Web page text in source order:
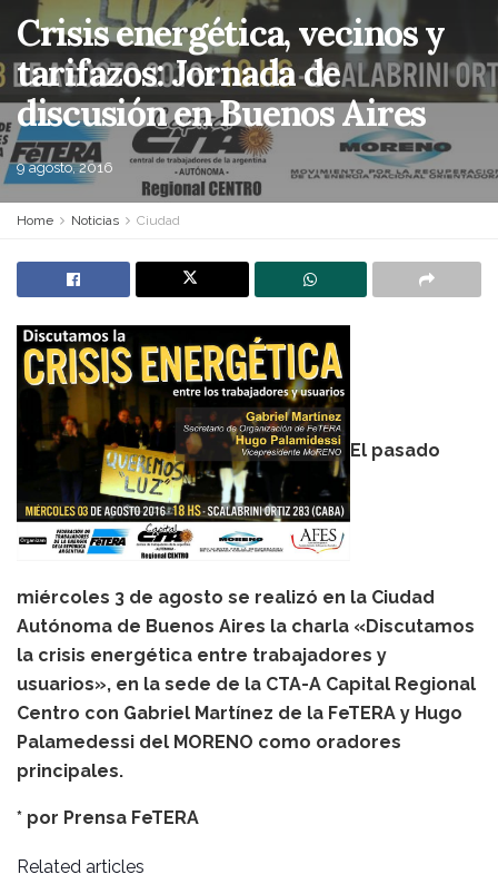
Crisis energética, vecinos y
tarifazos: Jornada de
discusión en Buenos Aires
9 agosto, 2016
Home Noticias Ciudad
El pasado
miércoles 3 de agosto se realizó en la Ciudad
Autónoma de Buenos Aires la charla «Discutamos
la crisis energética entre trabajadores y
usuarios», en la sede de la CTA-A Capital Regional
Centro con Gabriel Martínez de la FeTERA y Hugo
Palamedessi del MORENO como oradores
principales.
* por Prensa FeTERA
Related articles